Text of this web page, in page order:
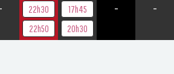
22h30
22h50
17h45
20h30
- -